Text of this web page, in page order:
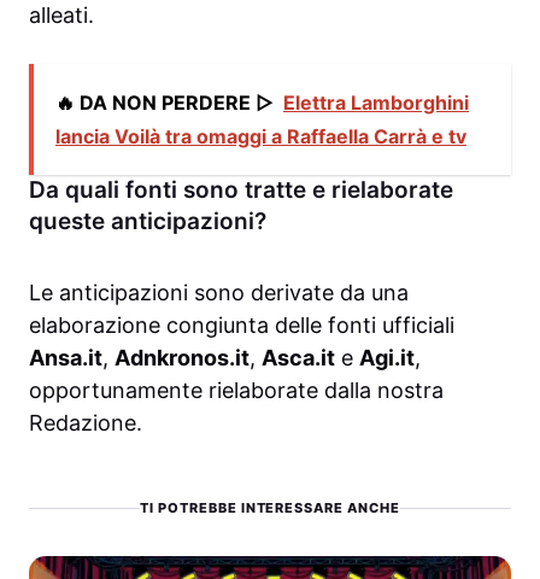
alleati.
🔥 DA NON PERDERE ▷ Elettra Lamborghini
lancia Voilà tra omaggi a Raffaella Carrà e tv
Da quali fonti sono tratte e rielaborate
queste anticipazioni?
Le anticipazioni sono derivate da una
elaborazione congiunta delle fonti ufficiali
Ansa.it, Adnkronos.it, Asca.it e Agi.it,
opportunamente rielaborate dalla nostra
Redazione.
TI POTREBBE INTERESSARE ANCHE